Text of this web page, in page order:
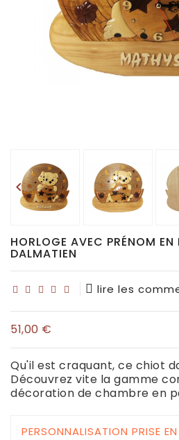
asiatique
collectionneurs

HORLOGE AVEC PRÉNOM
DALMATIEN
lire les
51,00 €
Qu'il est craquant, ce chiot
Découvrez vite la gamme
décoration de chambre en
PERSONNALISATION PRISE